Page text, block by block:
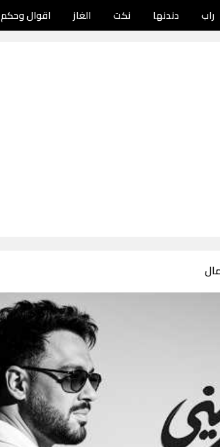
راب دندنها نكت الغاز اقوال وحكم